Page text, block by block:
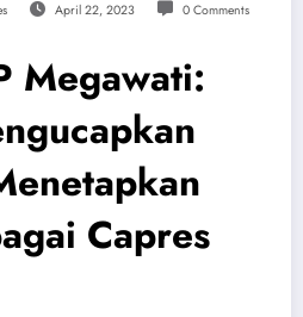
April 22, 2023 0 Comments
Megawati:
Capres